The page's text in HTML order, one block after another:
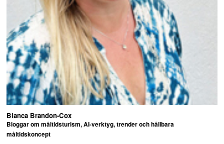
Bianca Brandon-Cox
Bloggar om måltidsturism, AI-verktyg, trender och hållbara
måltidskoncept